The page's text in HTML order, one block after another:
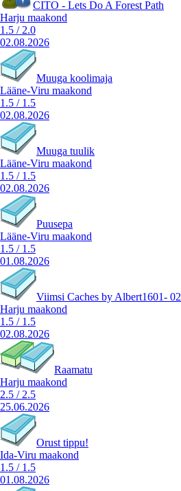
CITO - Lets Do A Forest Path
Harju maakond
1.5 / 2.0
02.08.2026
Muuga koolimaja
Lääne-Viru maakond
1.5 / 1.5
02.08.2026
Muuga tuulik
Lääne-Viru maakond
1.5 / 1.5
02.08.2026
Puusepa
Lääne-Viru maakond
1.5 / 1.5
01.08.2026
Viimsi Caches by Albert1601- 02
Harju maakond
1.5 / 1.5
02.08.2026
Raamatu
Harju maakond
2.5 / 2.5
25.06.2026
Orust tippu!
Ida-Viru maakond
1.5 / 1.5
01.08.2026